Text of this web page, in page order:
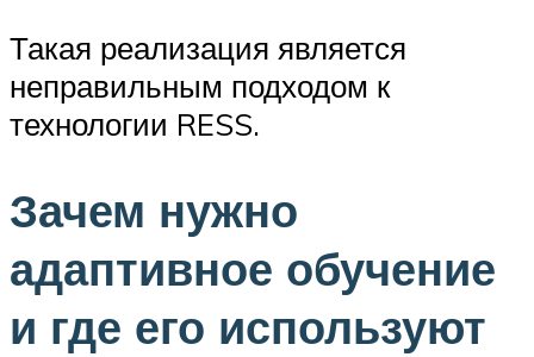
Такая реализация является
неправильным подходом к
технологии RESS.
Зачем нужно
адаптивное обучение
и где его используют